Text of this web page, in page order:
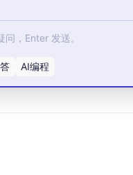
缝插针利用时间，每天
导图串联知识点，提高
拟期（考前1-2周
AI编程